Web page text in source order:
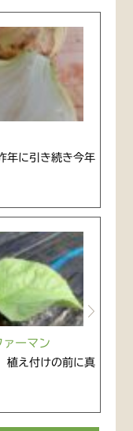
年に引き続き今年
ーマン
植え付けの前に真